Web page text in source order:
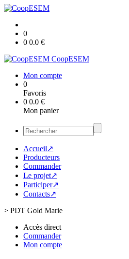
0
0 0.0 €
CoopESEM
Mon compte
0
Favoris
0 0.0 €
Mon panier
Accueil↗
Producteurs
Commander
Le projet↗
Participer↗
Contacts↗
> PDT Gold Marie
Accès direct
Commander
Mon compte